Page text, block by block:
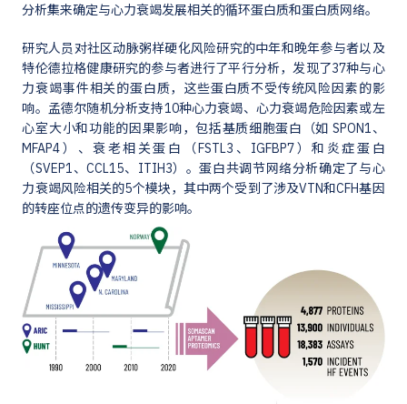
分析集来确定与心力衰竭发展相关的循环蛋白质和蛋白质网络。
研究人员对社区动脉粥样硬化风险研究的中年和晚年参与者以及
特伦德拉格健康研究的参与者进行了平行分析，发现了37种与心
力衰竭事件相关的蛋白质，这些蛋白质不受传统风险因素的影
响。孟德尔随机分析支持10种心力衰竭、心力衰竭危险因素或左
心室大小和功能的因果影响，包括基质细胞蛋白（如 SPON1、
MFAP4）、衰老相关蛋白（FSTL3、IGFBP7）和炎症蛋白
（SVEP1、CCL15、ITIH3）。蛋白共调节网络分析确定了与心
力衰竭风险相关的5个模块，其中两个受到了涉及VTN和CFH基因
的转座位点的遗传变异的影响。